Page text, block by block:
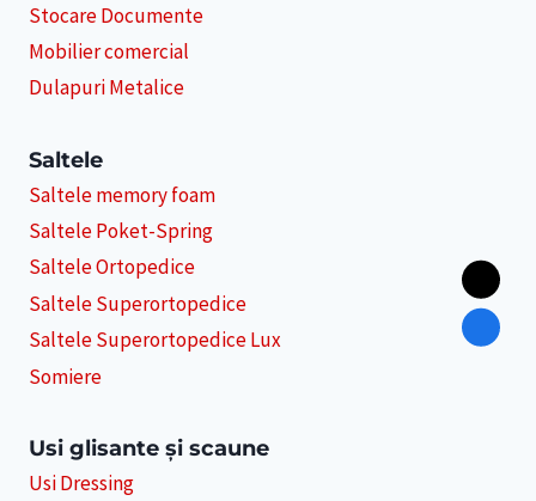
Stocare Documente
Mobilier comercial
Dulapuri Metalice
Saltele
Saltele memory foam
Saltele Poket-Spring
Saltele Ortopedice
Saltele Superortopedice
Saltele Superortopedice Lux
Somiere
Usi glisante și scaune
Usi Dressing